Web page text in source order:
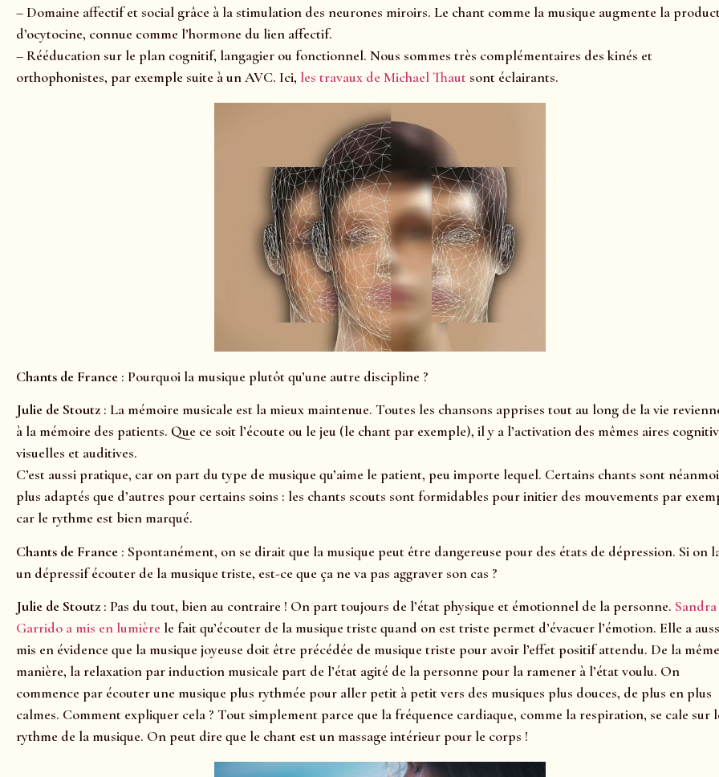
– Domaine affectif et social grâce à la stimulation des neurones miroirs. Le chant comme la musique augmente la
d’ocytocine, connue comme l’hormone du lien affectif.
– Rééducation sur le plan cognitif, langagier ou fonctionnel. Nous sommes très complémentaires des kinés et
orthophonistes, par exemple suite à un AVC. Ici, les travaux de Michael Thaut sont éclairants.
Chants de France : Pourquoi la musique plutôt qu’une autre discipline ?
Julie de Stoutz : La mémoire musicale est la mieux maintenue. Toutes les chansons apprises tout au long de la vie
à la mémoire des patients. Que ce soit l’écoute ou le jeu (le chant par exemple), il y a l’activation des mêmes aires
visuelles et auditives.
C’est aussi pratique, car on part du type de musique qu’aime le patient, peu importe lequel. Certains chants sont
plus adaptés que d’autres pour certains soins : les chants scouts sont formidables pour initier des mouvements par
car le rythme est bien marqué.
Chants de France : Spontanément, on se dirait que la musique peut être dangereuse pour des états de dépression. Si on
un dépressif écouter de la musique triste, est-ce que ça ne va pas aggraver son cas ?
Julie de Stoutz : Pas du tout, bien au contraire ! On part toujours de l’état physique et émotionnel de la personne. Sandra
Garrido a mis en lumière le fait qu’écouter de la musique triste quand on est triste permet d’évacuer l’émotion. Elle a
mis en évidence que la musique joyeuse doit être précédée de musique triste pour avoir l’effet positif attendu. De la même
manière, la relaxation par induction musicale part de l’état agité de la personne pour la ramener à l’état voulu. On
commence par écouter une musique plus rythmée pour aller petit à petit vers des musiques plus douces, de plus en plus
calmes. Comment expliquer cela ? Tout simplement parce que la fréquence cardiaque, comme la respiration, se cale sur
rythme de la musique. On peut dire que le chant est un massage intérieur pour le corps !